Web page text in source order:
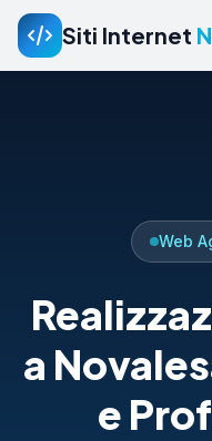
Siti Internet
Web
a
e